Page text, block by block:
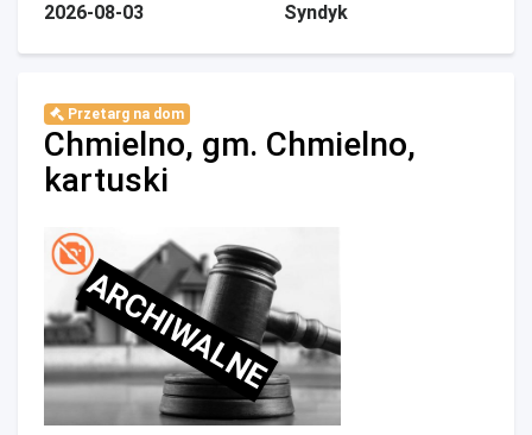
2026-08-03
Syndyk
Przetarg na dom
Chmielno, gm. Chmielno,
kartuski
ARCHIWALNE